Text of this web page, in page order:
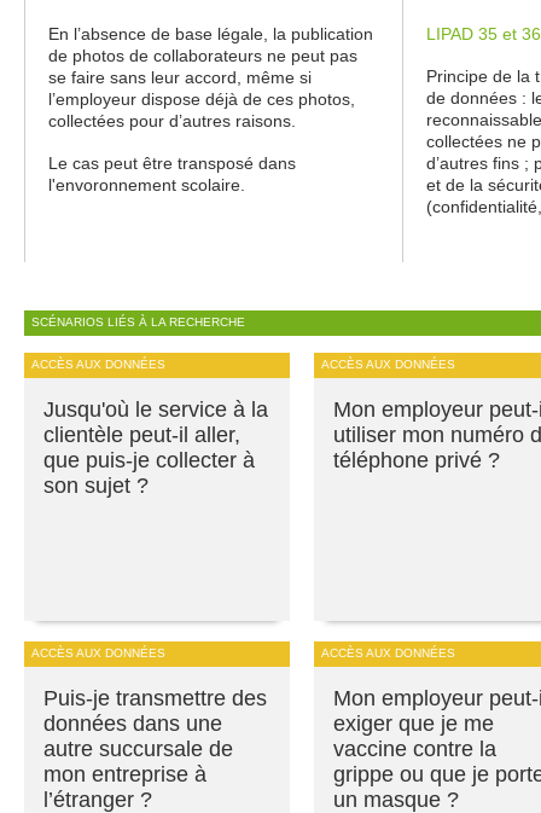
En l’absence de base légale, la publication
de photos de collaborateurs ne peut pas
se faire sans leur accord, même si
l’employeur dispose déjà de ces photos,
collectées pour d’autres raisons.
Le cas peut être transposé dans
l'envoronnement scolaire.
LIPAD 35 et 36
Principe de la
de données :
collectées ne
d’autres fins ;
et de la
SCÉNARIOS LIÉS À LA RECHERCHE
ACCÈS AUX DONNÉES
Jusqu'où le service à la
clientèle peut-il aller,
que puis-je collecter à
son sujet ?
ACCÈS AUX DONNÉES
Mon employeur
utiliser mon numéro
téléphone privé ?
ACCÈS AUX DONNÉES
Puis-je transmettre des
données dans une
autre succursale de
mon entreprise à
l’étranger ?
ACCÈS AUX DONNÉES
Mon employeur
exiger que je me
vaccine contre la
grippe ou que je
un masque ?